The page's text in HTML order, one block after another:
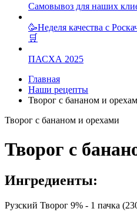
Самовывоз для наших
🥳Неделя качества с
🛒
ПАСХА 2025
Главная
Наши рецепты
Творог с бананом и
Творог с бананом и орехами
Творог с
Ингредиенты:
Рузский Творог 9% - 1 пачка